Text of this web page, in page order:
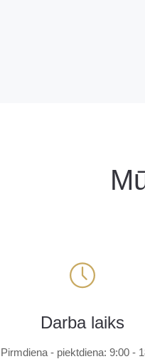
Darba laiks
Pirmdiena - piektdiena: 9:00 -